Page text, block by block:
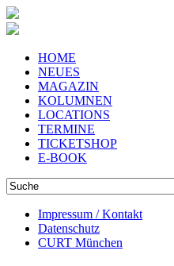
HOME
NEUES
MAGAZIN
KOLUMNEN
LOCATIONS
TERMINE
TICKETSHOP
E-BOOK
Impressum / Kontakt
Datenschutz
CURT München